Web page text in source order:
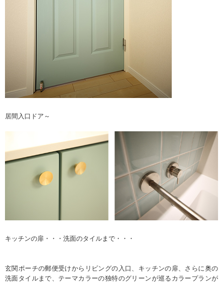
居間入口ドア～
キッチンの扉・・・洗面のタイルまで・・・
玄関ポーチの郵便受けからリビングの入口、キッチンの扉、さらに奥の
洗面タイルまで、テーマカラーの独特のグリーンが巡るカラープランが